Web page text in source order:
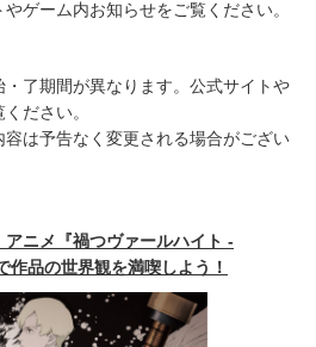
ゲーム内お知らせをご覧ください。
了期間が異なります。公式サイトや
ださい。
は予告なく変更される場合がござい
ニメ『禍つヴァールハイト -
作品の世界観を満喫しよう！